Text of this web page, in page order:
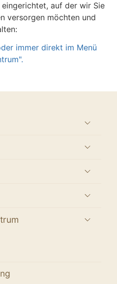
auf der wir Sie
versorgen möchten und
immer direkt im Menü